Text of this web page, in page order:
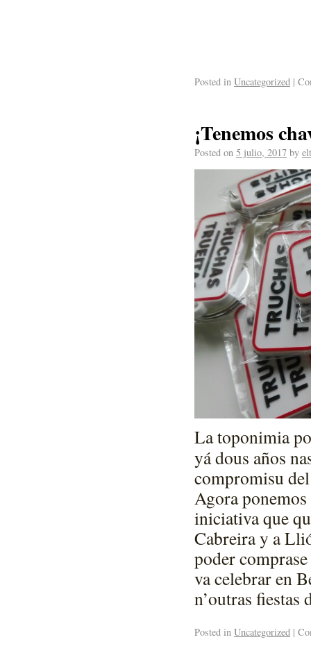
Posted in Uncategorized |
¡Tenemos
Posted on 5 julio, 2017 by
La toponimia
yá dous años
compromisu
Agora
iniciativa que
Cabreira y a
poder
va celebrar en
n’outras fiestas
Posted in Uncategorized |